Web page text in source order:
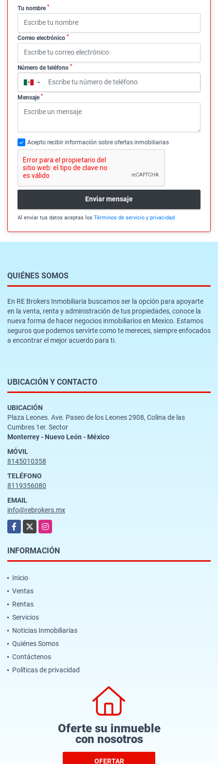
Tu nombre *
Correo electrónico *
Número de teléfono *
▼
Mensaje *
Acepto recibir información sobre ofertas inmobiliarias
Enviar mensaje
Al enviar tus datos aceptas los Términos de servicio y privacidad
QUIÉNES SOMOS
En RE Brokers Inmobiliaria buscamos ser la opción para apoyarte
en la venta, renta y administración de tus propiedades, conoce la
nueva forma de hacer negocios inmobiliarios en Mexico. Estamos
seguros que podemos servirte como te mereces, siempre enfocados
a encontrar el mejor acuerdo para ti.
UBICACIÓN Y CONTACTO
UBICACIÓN
Plaza Leones. Ave. Paseo de los Leones 2908, Colina de las
Cumbres 1er. Sector
Monterrey - Nuevo León - México
MÓVIL
8145010358
TELÉFONO
8119356080
EMAIL
info@rebrokers.mx
Facebook
X Instagram
INFORMACIÓN
Inicio
Ventas
Rentas
Servicios
Noticias Inmobiliarias
Quiénes Somos
Contáctenos
Políticas de privacidad
Oferte su inmueble
con nosotros
OFERTAR